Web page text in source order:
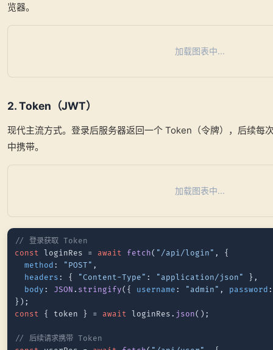
览器。
加载图表中...
2. Token（JWT）
现代主流方式。登录后服务器返回一个 Token（令牌），后续每
中携带。
加载图表中...
// 登录获取 Token
const loginRes = await fetch( "/api/login" , {
method : "POST" ,
headers : { "Content-Type" : "application/json"
},
body : JSON . stringify({ username : "admin" , password
const { token } = await loginRes. json();
// 后续请求携带 Token